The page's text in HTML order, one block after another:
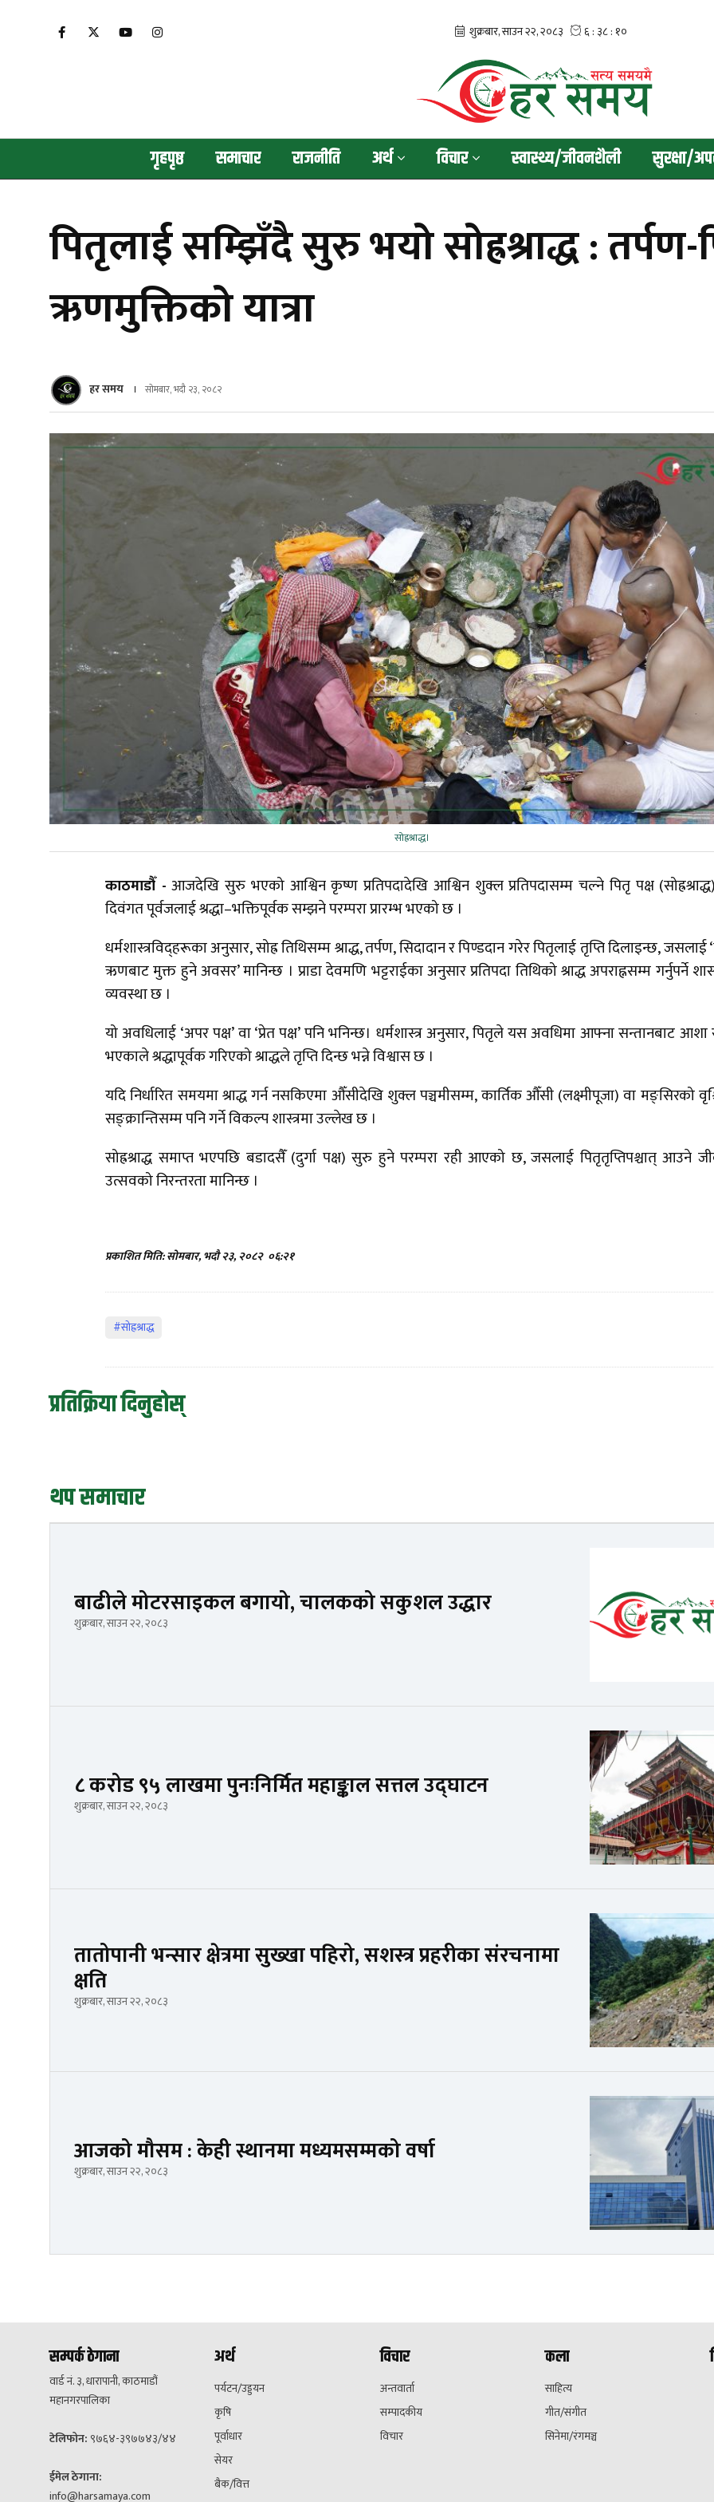
गृहपृष्ठ समाचार राजनीति अर्थ विचार स्वास्थ्य/जीवनशैली सुरक्षा/
पितृलाई सम्झिँदै सुरु भयो सोह्रश्राद्ध : तर्पण-
ऋणमुक्तिको यात्रा
हर समय सोमबार, भदौ २३, २०८२
सोह्रश्राद्ध।
काठमाडौँ - आजदेखि सुरु भएको आश्विन कृष्ण प्रतिपदादेखि आश्विन शुक्ल प्रतिपदासम्म चल्ने पितृ पक्ष
दिवंगत पूर्वजलाई श्रद्धा–भक्तिपूर्वक सम्झने परम्परा प्रारम्भ भएको छ ।
धर्मशास्त्रविद्हरूका अनुसार, सोह्र तिथिसम्म श्राद्ध, तर्पण, सिदादान र पिण्डदान गरेर पितृलाई तृप्ति दिलाइन्छ, जसलाई
ऋणबाट मुक्त हुने अवसर’ मानिन्छ । प्राडा देवमणि भट्टराईका अनुसार प्रतिपदा तिथिको श्राद्ध अपराह्नसम्म गर्नुपर्ने
व्यवस्था छ ।
यो अवधिलाई ‘अपर पक्ष’ वा ‘प्रेत पक्ष’ पनि भनिन्छ। धर्मशास्त्र अनुसार, पितृले यस अवधिमा आफ्ना सन्तानबाट आशा
भएकाले श्रद्धापूर्वक गरिएको श्राद्धले तृप्ति दिन्छ भन्ने विश्वास छ ।
यदि निर्धारित समयमा श्राद्ध गर्न नसकिएमा औँसीदेखि शुक्ल पञ्चमीसम्म, कार्तिक औँसी (लक्ष्मीपूजा) वा मङ्सिरको
सङ्क्रान्तिसम्म पनि गर्ने विकल्प शास्त्रमा उल्लेख छ ।
सोह्रश्राद्ध समाप्त भएपछि बडादसैँ (दुर्गा पक्ष) सुरु हुने परम्परा रही आएको छ, जसलाई पितृतृप्तिपश्चात् आउने
उत्सवको निरन्तरता मानिन्छ ।
प्रकाशित मिति: सोमबार, भदौ २३, २०८२ ०६:२१
#सोह्रश्राद्ध
प्रतिक्रिया दिनुहोस्
थप समाचार
बाढीले मोटरसाइकल बगायो, चालकको सकुशल उद्धार
शुक्रबार, साउन २२, २०८३
८ करोड ९५ लाखमा पुनःनिर्मित महाङ्काल सत्तल उद्घाटन
शुक्रबार, साउन २२, २०८३
तातोपानी भन्सार क्षेत्रमा सुख्खा पहिरो, सशस्त्र प्रहरीका संरचनामा
क्षति
शुक्रबार, साउन २२, २०८३
आजको मौसम : केही स्थानमा मध्यमसम्मको वर्षा
शुक्रबार, साउन २२, २०८३
सम्पर्क ठेगाना
वार्ड नं. ३, धारापानी, काठमाडौं
महानगरपालिका
टेलिफोन: ९७६४-३९७७४३/४४
ईमेल ठेगाना:
info@harsamaya.com
अर्थ
पर्यटन/उड्डयन
कृषि
पूर्वाधार
सेयर
बैक/वित्त
विचार
अन्तवार्ता
सम्पादकीय
विचार
कला
साहित्य
गीत/संगीत
सिनेमा/रंगमञ्च